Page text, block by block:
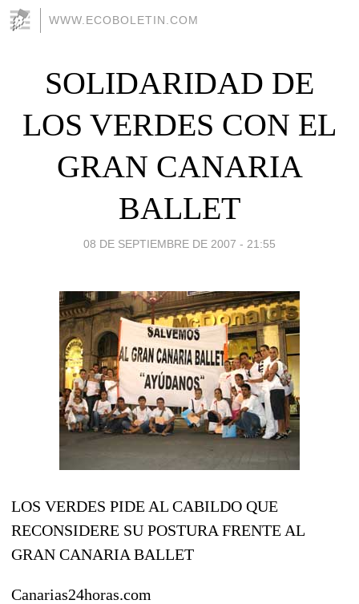
WWW.ECOBOLETIN.COM
SOLIDARIDAD DE
LOS VERDES CON EL
GRAN CANARIA
BALLET
08 DE SEPTIEMBRE DE 2007 - 21:55
LOS VERDES PIDE AL CABILDO QUE
RECONSIDERE SU POSTURA FRENTE AL
GRAN CANARIA BALLET
Canarias24horas.com